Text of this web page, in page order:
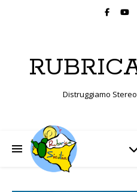
Distruggiamo